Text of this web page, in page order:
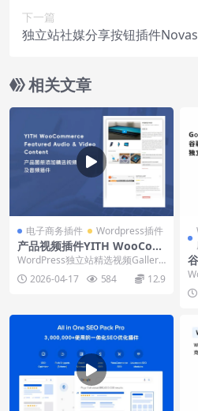
下一篇
独立站社媒分享按钮插件
相关文章
电子商务插件 Wordpress插件
产品视频插件YITH WooCom
merce Featured Audio & Vi
deo Content下载使用教程
WordPress独立站精选视频Gallery
产品图册添加视频插件WooCom
m...2026-04-17 584 12.9
g